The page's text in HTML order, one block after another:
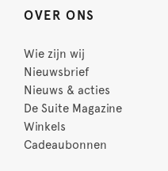
OVER ONS
Wie zijn wij
Nieuwsbrief
Nieuws & acties
De Suite Magazine
Winkels
Cadeaubonnen